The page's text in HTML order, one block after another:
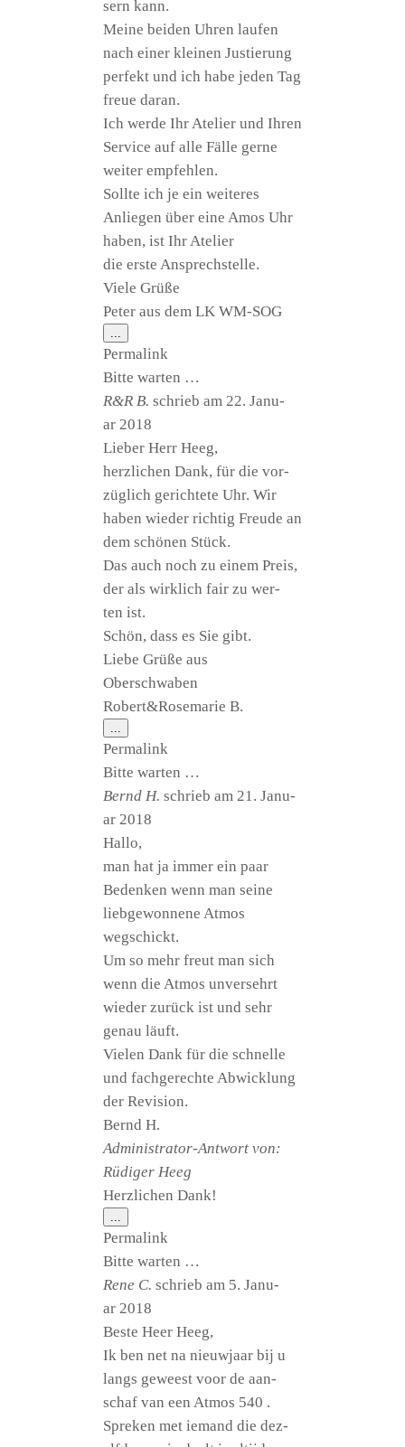
sern kann.
Mei­ne bei­den Uhren lau­fen
nach einer klei­nen Jus­tie­rung
per­fekt und ich habe jeden Tag
freue daran.
Ich wer­de Ihr Ate­lier und Ihren
Ser­vice auf alle Fäl­le ger­ne
wei­ter empfehlen.
Soll­te ich je ein wei­te­res
Anlie­gen über eine Amos Uhr
haben, ist Ihr Atelier
die ers­te Ansprechstelle.
Vie­le Grüße
Peter aus dem LK WM-SOG
...
Metabox
ein-/ausblenden.
Per­ma­link
Bit­te warten …
R&R B. schrieb am 22. Janu­
ar 2018
Lie­ber Herr Heeg,
herz­li­chen Dank, für die vor­
züg­lich gerich­te­te Uhr. Wir
haben wie­der rich­tig Freu­de an
dem schö­nen Stück.
Das auch noch zu einem Preis,
der als wirk­lich fair zu wer­
ten ist.
Schön, dass es Sie gibt.
Lie­be Grü­ße aus
Oberschwaben
Robert&Rosemarie B.
...
Metabox
ein-/ausblenden.
Per­ma­link
Bit­te warten …
Bernd H. schrieb am 21. Janu­
ar 2018
Hal­lo,
man hat ja immer ein paar
Beden­ken wenn man sei­ne
lieb­ge­won­ne­ne Atmos
wegschickt.
Um so mehr freut man sich
wenn die Atmos unver­sehrt
wie­der zurück ist und sehr
genau läuft.
Vie­len Dank für die schnel­le
und fach­ge­rech­te Abwick­lung
der Revision.
Bernd H.
Admi­nis­tra­tor-Ant­wort von:
Rüdi­ger Heeg
Herz­li­chen Dank!
...
Metabox
ein-/ausblenden.
Per­ma­link
Bit­te warten …
Rene C. schrieb am 5. Janu­
ar 2018
Bes­te Heer Heeg,
Ik ben net na nieu­wjaar bij u
langs geweest voor de aan­
schaf van een Atmos 540 .
Spre­ken met iemand die dez­